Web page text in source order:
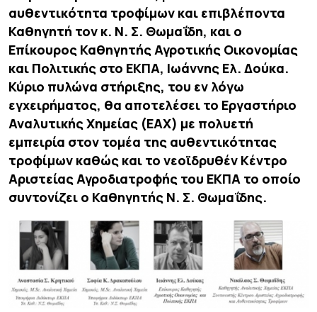
αυθεντικότητα τροφίμων και επιβλέποντα
Καθηγητή τον κ. Ν. Σ. Θωμαΐδη, και ο
Επίκουρος Καθηγητής Αγροτικής Οικονομίας
και Πολιτικής στο ΕΚΠΑ, Ιωάννης Ελ. Δούκα.
Κύριο πυλώνα στήριξης, του εν λόγω
εγχειρήματος, θα αποτελέσει το Εργαστήριο
Αναλυτικής Χημείας (ΕΑΧ) με πολυετή
εμπειρία στον τομέα της αυθεντικότητας
τροφίμων καθώς και το νεοϊδρυθέν Κέντρο
Αριστείας Αγροδιατροφής του ΕΚΠΑ το οποίο
συντονίζει ο Καθηγητής Ν. Σ. Θωμαΐδης.